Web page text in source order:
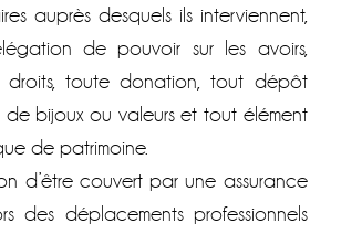
auprès desquels ils interviennent,
de pouvoir sur les avoirs,
droits, toute donation, tout dépôt
de bijoux ou valeurs et tout élément
de patrimoine.
d’être couvert par une assurance
des déplacements professionnels